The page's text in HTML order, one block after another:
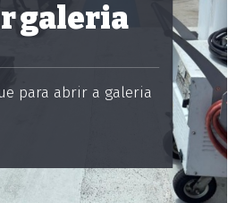
galeria
para abrir a galeria